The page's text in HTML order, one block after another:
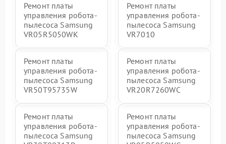
Ремонт платы
управления робота-
пылесоса Samsung
VR05R5050WK
Ремонт платы
управления робота-
пылесоса Samsung
VR7010
Ремонт платы
управления робота-
пылесоса Samsung
VR50T95735W
Ремонт платы
управления робота-
пылесоса Samsung
VR20R7260WC
Ремонт платы
управления робота-
пылесоса Samsung
Ремонт платы
управления робота-
пылесоса Samsung